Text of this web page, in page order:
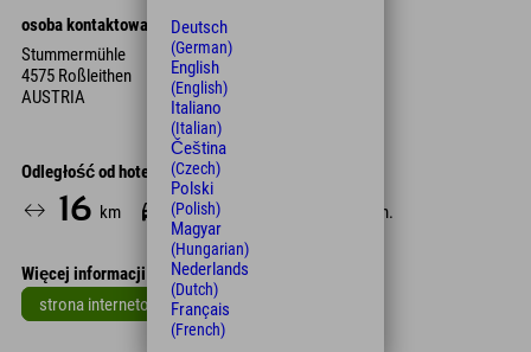
osoba kontaktowa
Stummermühle
4575 Roßleithen
AUSTRIA
Odległość od hotelu
16 km 16 Min. Min.
Więcej informacji
strona internetowa
Leaflet
Deutsch
(German)
English
(English)
Italiano
(Italian)
Čeština
(Czech)
Polski
(Polish)
Magyar
(Hungarian)
Nederlands
(Dutch)
Français
(French)